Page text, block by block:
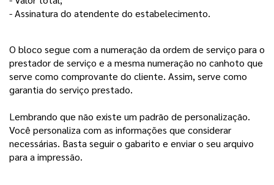
- Assinatura do atendente do estabelecimento.
O bloco segue com a numeração da ordem de serviço para o
prestador de serviço e a mesma numeração no canhoto que
serve como comprovante do cliente. Assim, serve como
garantia do serviço prestado.
Lembrando que não existe um padrão de personalização.
Você personaliza com as informações que considerar
necessárias. Basta seguir o gabarito e enviar o seu arquivo
para a impressão.